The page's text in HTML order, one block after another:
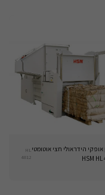
דחסן אופקי הידראולי חצי אוטומטי HL
4812